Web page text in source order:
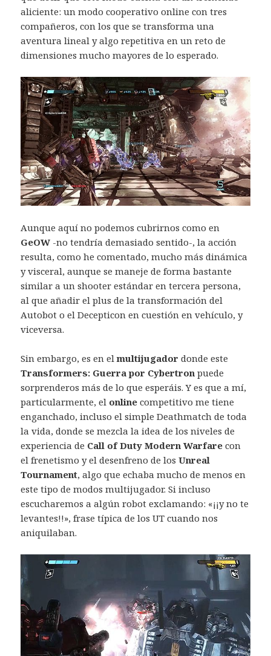
aliciente: un modo cooperativo online con tres
compañeros, con los que se transforma una
aventura lineal y algo repetitiva en un reto de
dimensiones mucho mayores de lo esperado.
Aunque aquí no podemos cubrirnos como en
GeOW -no tendría demasiado sentido-, la acción
resulta, como he comentado, mucho más dinámica
y visceral, aunque se maneje de forma bastante
similar a un shooter estándar en tercera persona,
al que añadir el plus de la transformación del
Autobot o el Decepticon en cuestión en vehículo, y
viceversa.
Sin embargo, es en elmultijugador donde este
Transformers: Guerra por Cybertron puede
sorprenderos más de lo que esperáis. Y es que a mí,
particularmente, el online competitivo me tiene
enganchado, incluso el simple Deathmatch de toda
la vida, donde se mezcla la idea de los niveles de
experiencia de Call of Duty Modern Warfare con
el frenetismo y el desenfreno de losUnreal
Tournament, algo que echaba mucho de menos en
este tipo de modos multijugador. Si incluso
escucharemos a algún robot exclamando: «¡¡y no te
levantes!!», frase típica de los UT cuando nos
aniquilaban.